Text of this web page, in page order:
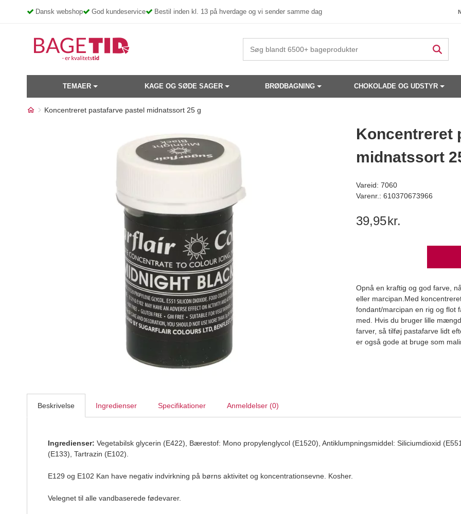
Dansk webshop God kundeservice Bestil inden kl. 13 på hverdage og vi sender samme dag
TEMAER KAGE OG SØDE SAGER BRØDBAGNING CHOKOLADE OG UDSTYR
Koncentreret pastafarve pastel midnatssort 25 g
Måske kunne nogle af disse produkter have din interesse?
Callebaut Chokolade Callets lys 823 33,6% - 1 kg
Læg i kurv
Koncentreret
midnatssort
Vareid: 7060
Varenr.: 610370673966
39,95kr.
Opnå en kraftig og god farve,
eller marcipan.Med
fondant/marcipan en rig og flot
med. Hvis du bruger lille
farver, så tilføj pastafarve lidt
er også gode at bruge som
Beskrivelse Ingredienser Specifikationer Anmeldelser (0)
Ingredienser: Vegetabilsk glycerin (E422), Bærestof: Mono propylenglycol (E1520), Antiklumpningsmiddel: Siliciumdioxid
(E133), Tartrazin (E102).
E129 og E102 Kan have negativ indvirkning på børns aktivitet og koncentrationsevne. Kosher.
Velegnet til alle vandbaserede fødevarer.